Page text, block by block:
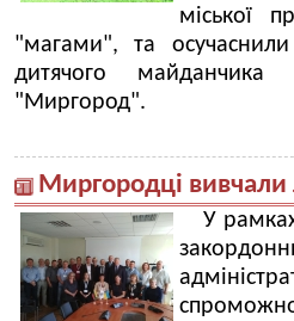
міської
"магами", та
дитячого майданчика
"Миргород".
Миргородці вивчали
У рамках